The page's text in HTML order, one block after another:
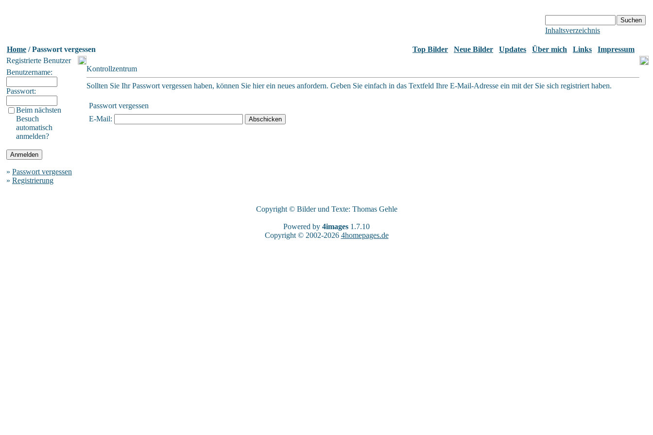
Inhaltsverzeichnis
Home / Passwort vergessen Top Bilder Neue Bilder Updates Über mich Links
Impressum
Registrierte Benutzer
Benutzername:
Passwort:
Beim nächsten
Besuch
automatisch
anmelden?
» Passwort vergessen
» Registrierung
Kontrollzentrum
Sollten Sie Ihr Passwort vergessen haben, können Sie hier ein neues anfordern. Geben Sie einfach in das Textfeld Ihre E-Mail-Adresse ein mit der Sie sich registriert haben.
Passwort vergessen
E-Mail:
Copyright © Bilder und Texte: Thomas Gehle
Powered by 4images 1.7.10
Copyright © 2002-2026 4homepages.de